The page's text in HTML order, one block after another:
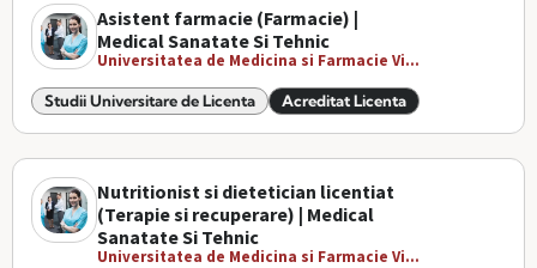
Asistent farmacie (Farmacie) |
Medical Sanatate Si Tehnic
Universitatea de Medicina si Farmacie Vi...
Studii Universitare de Licenta Acreditat Licenta
Nutritionist si dietetician licentiat
(Terapie si recuperare) | Medical
Sanatate Si Tehnic
Universitatea de Medicina si Farmacie Vi...